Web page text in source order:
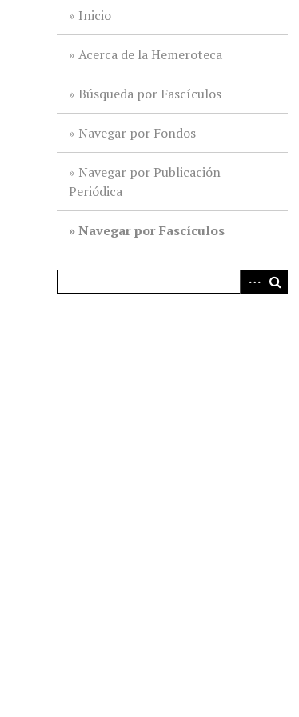
Inicio
Acerca de la Hemeroteca
Búsqueda por Fascículos
Navegar por Fondos
Navegar por Publicación
Periódica
Navegar por Fascículos